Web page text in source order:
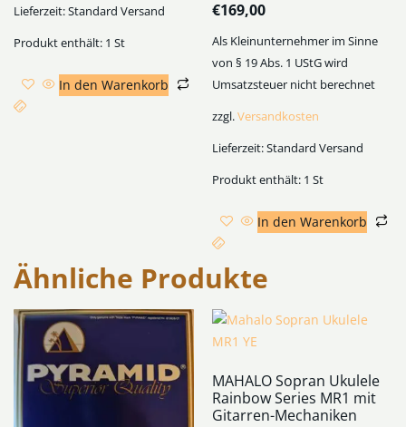
Lieferzeit:Standard Versand
Produkt enthält: 1 St
In den Warenkorb
€169,00
Als Kleinunternehmer im Sinne
von § 19 Abs. 1 UStG wird
Umsatzsteuer nicht berechnet
zzgl.Versandkosten
Lieferzeit:Standard Versand
Produkt enthält: 1 St
In den Warenkorb
Ähnliche Produkte
MAHALO Sopran Ukulele
Rainbow Series MR1 mit
Gitarren-Mechaniken